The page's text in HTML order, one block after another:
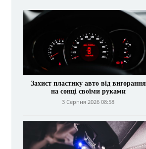
Захист пластику авто від вигорання
на сонці своїми руками
3 Серпня 2026 08:58